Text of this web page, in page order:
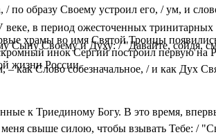
в период ожесточенных
храмы во имя Святой Троицы
инок Сергий построил первую
жизни России.
к Триединому Богу. В это время,
образу Своему устроил его, / ум, и
Сыну Своему и Духу: / "Давайте, сойдя,
как Слово собезначальное, / и как Дух
свыше силою, чтобы взывать Тебе: /